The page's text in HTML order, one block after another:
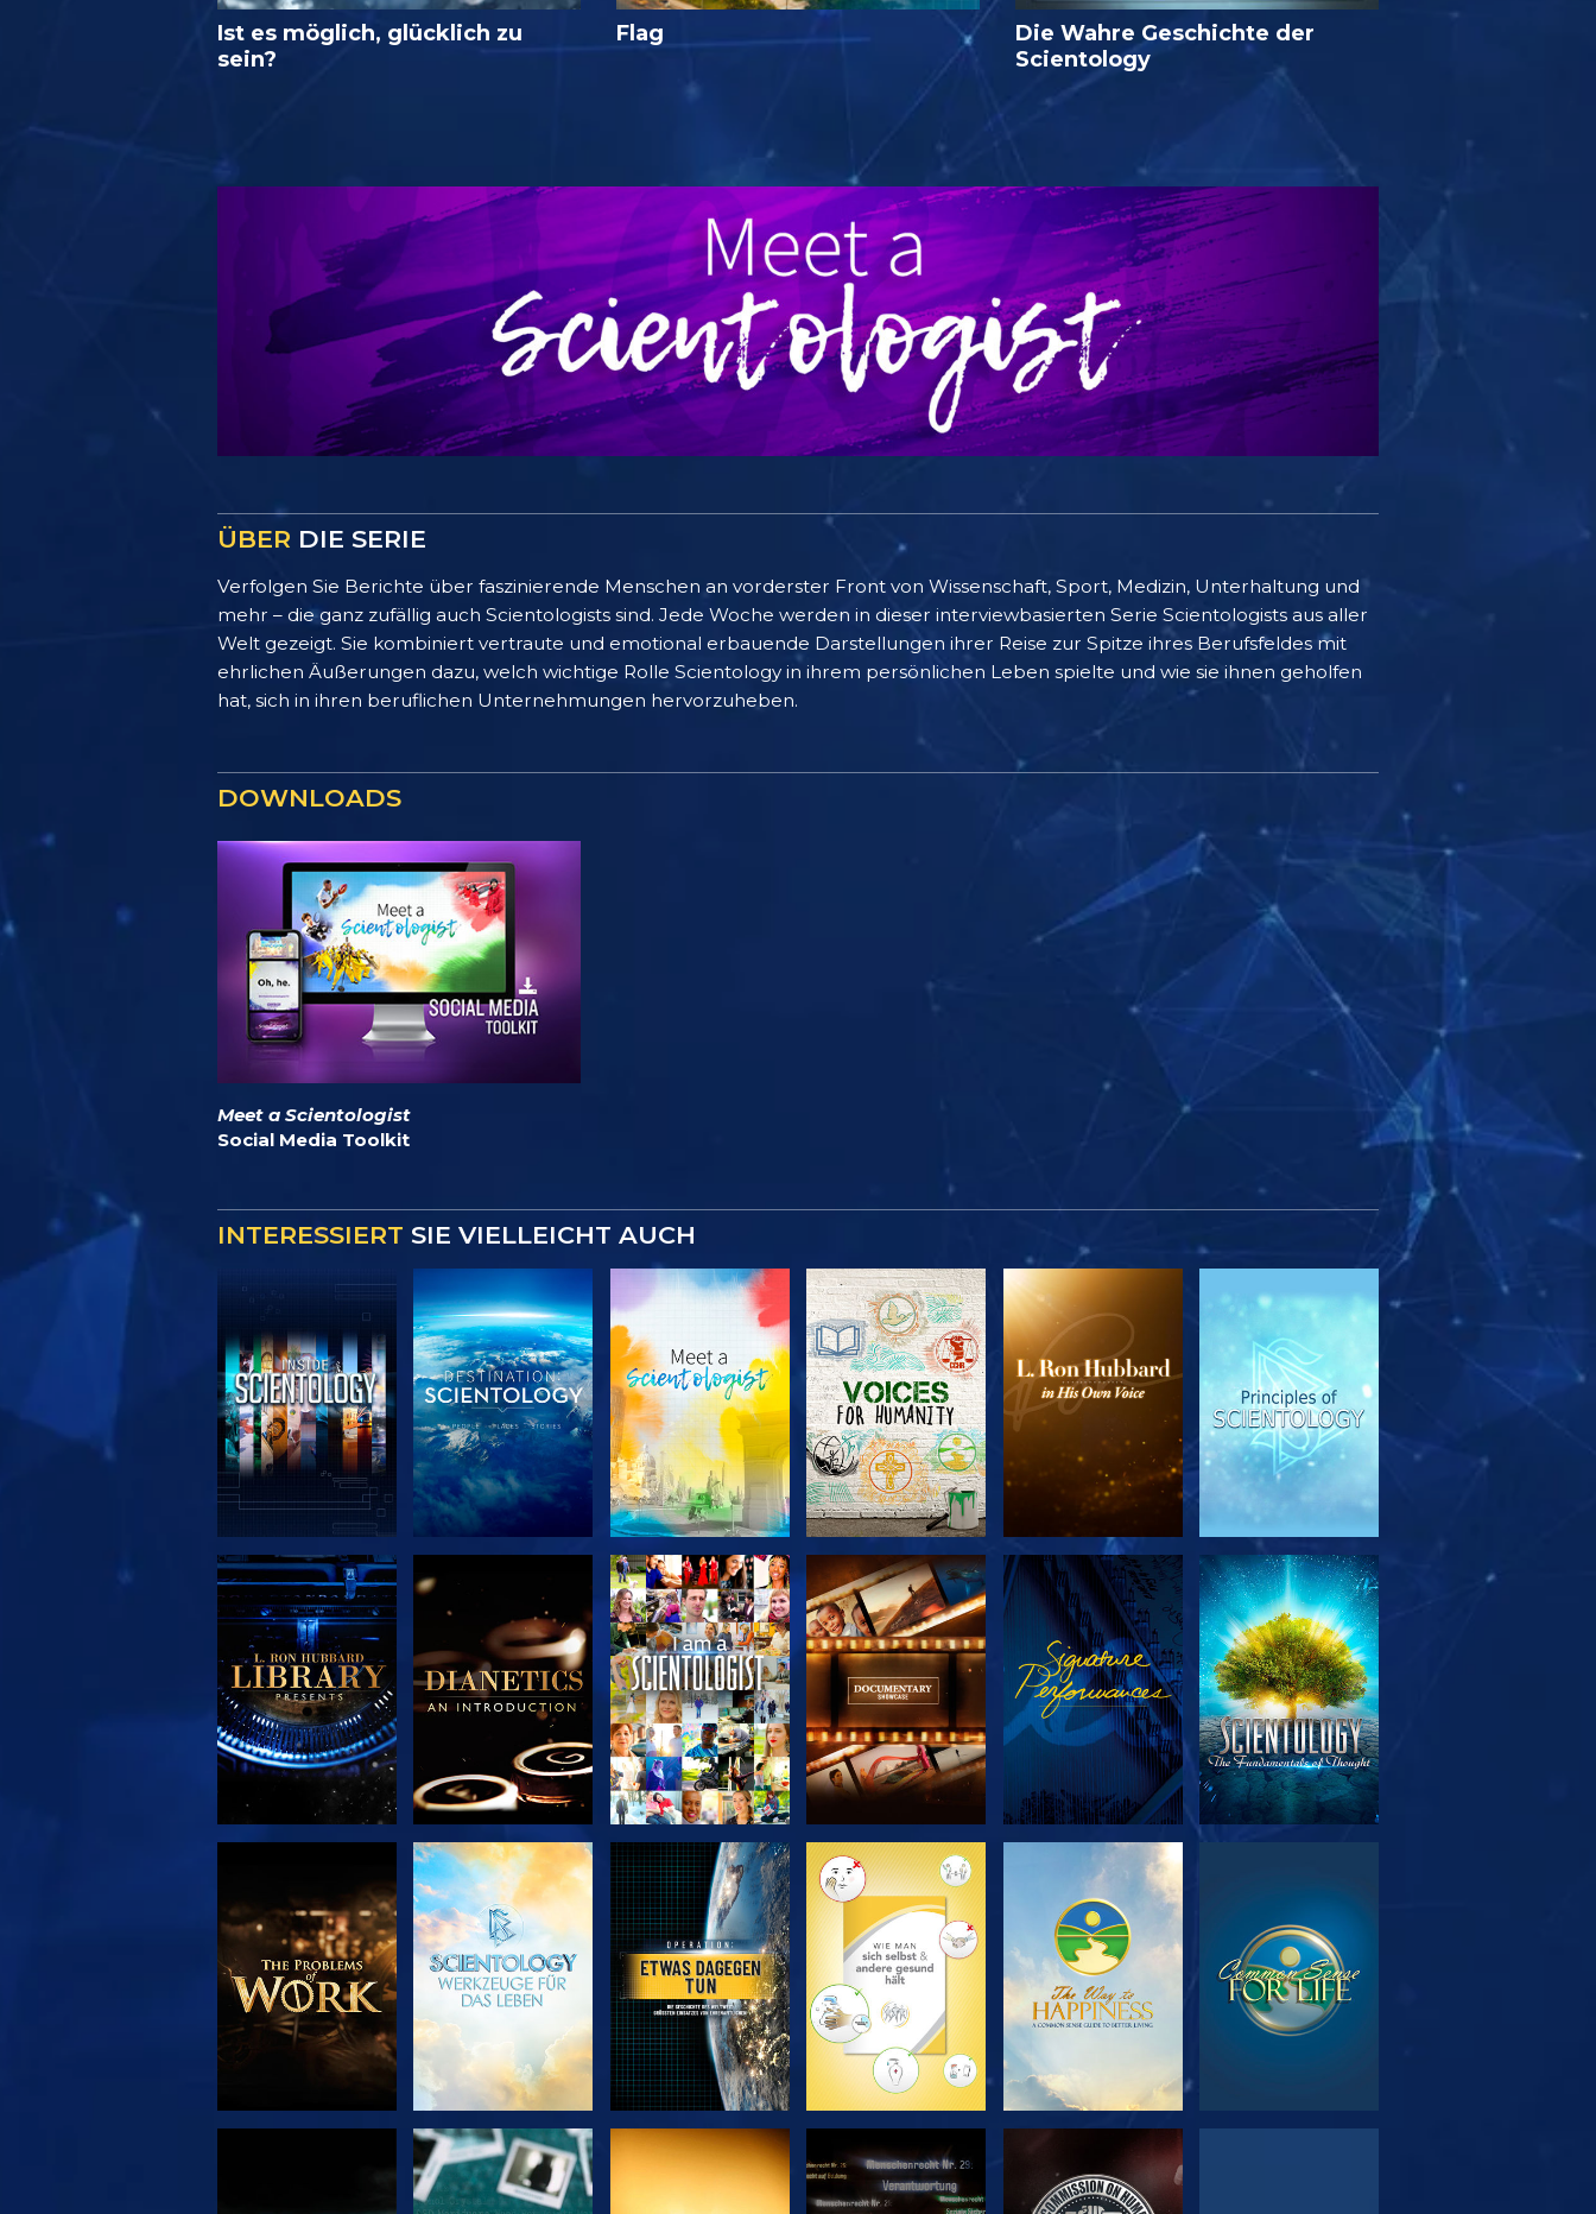
Ist es möglich, glücklich zu
sein?
Flag
Die Wahre Geschichte der
Scientology
ÜBER DIE SERIE
Verfolgen Sie Berichte über faszinierende Menschen an vorderster Front von Wissenschaft, Sport, Medizin, Unterhaltung und
mehr – die ganz zufällig auch Scientologists sind. Jede Woche werden in dieser interviewbasierten Serie Scientologists aus aller
Welt gezeigt. Sie kombiniert vertraute und emotional erbauende Darstellungen ihrer Reise zur Spitze ihres Berufsfeldes mit
ehrlichen Äußerungen dazu, welch wichtige Rolle Scientology in ihrem persönlichen Leben spielte und wie sie ihnen geholfen
hat, sich in ihren beruflichen Unternehmungen hervorzuheben.
DOWNLOADS
Meet a Scientologist
Social Media Toolkit
INTERESSIERT SIE VIELLEICHT AUCH
SERIE
ENTDECKEN
SERIE
ENTDECKEN
SERIE
ENTDECKEN
SERIE
ENTDECKEN
SERIE
ENTDECKEN
ANSEHEN
SERIE
ENTDECKEN
ANSEHEN
SERIE
ENTDECKEN
SERIE
ENTDECKEN
SERIE
ENTDECKEN
ANSEHEN ANSEHEN ANSEHEN ANSEHEN